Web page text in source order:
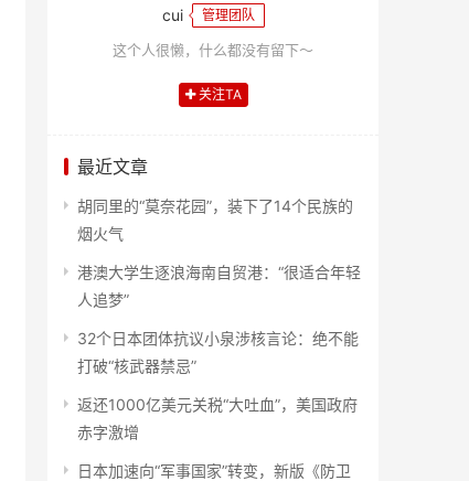
cui 管理团队
这个人很懒，什么都没有留下～
关注TA
最近文章
胡同里的“莫奈花园”，装下了14个民族的
烟火气
港澳大学生逐浪海南自贸港：“很适合年轻
人追梦”
32个日本团体抗议小泉涉核言论：绝不能
打破“核武器禁忌”
返还1000亿美元关税“大吐血”，美国政府
赤字激增
日本加速向“军事国家”转变，新版《防卫